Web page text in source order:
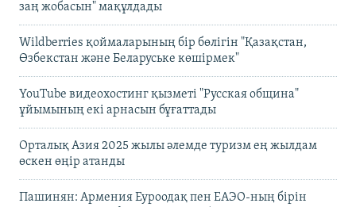
заң жобасын" мақұлдады
Wildberries қоймаларының бір бөлігін "Қазақстан,
Өзбекстан және Беларуське көшірмек"
YouTube видеохостинг қызметі "Русская община"
ұйымының екі арнасын бұғаттады
Орталық Азия 2025 жылы әлемде туризм ең жылдам
өскен өңір атанды
Пашинян: Армения Еуроодақ пен ЕАЭО-ның бірін